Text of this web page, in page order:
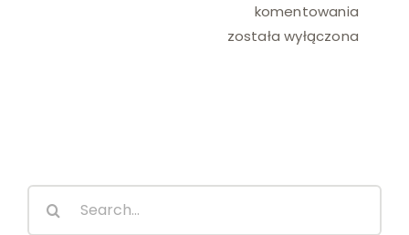
komentowania
i
została wyłączona